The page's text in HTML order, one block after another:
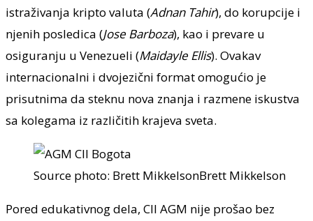
istraživanja kripto valuta (Adnan Tahir), do korupcije i
njenih posledica (Jose Barboza), kao i prevare u
osiguranju u Venezueli (Maidayle Ellis). Ovakav
internacionalni i dvojezični format omogućio je
prisutnima da steknu nova znanja i razmene iskustva
sa kolegama iz različitih krajeva sveta.
Source photo: Brett MikkelsonBrett Mikkelson
Pored edukativnog dela, CII AGM nije prošao bez